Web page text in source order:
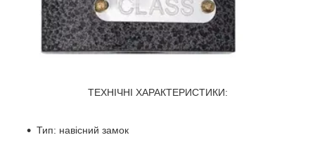
ТЕХНІЧНІ ХАРАКТЕРИСТИКИ:
Тип: навісний замок